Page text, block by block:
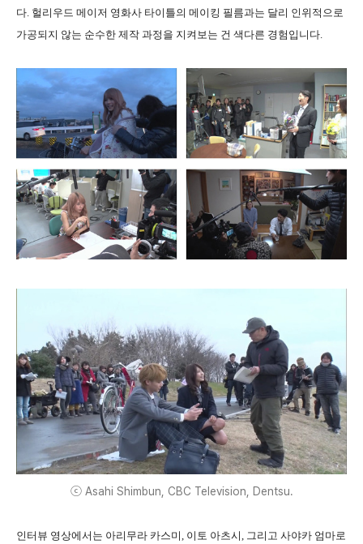
다. 헐리우드 메이저 영화사 타이틀의 메이킹 필름과는 달리 인위적으로
가공되지 않는 순수한 제작 과정을 지켜보는 건 색다른 경험입니다.
ⓒ Asahi Shimbun, CBC Television, Dentsu.
인터뷰 영상에서는 아리무라 카스미, 이토 아츠시, 그리고 사야카 엄마로